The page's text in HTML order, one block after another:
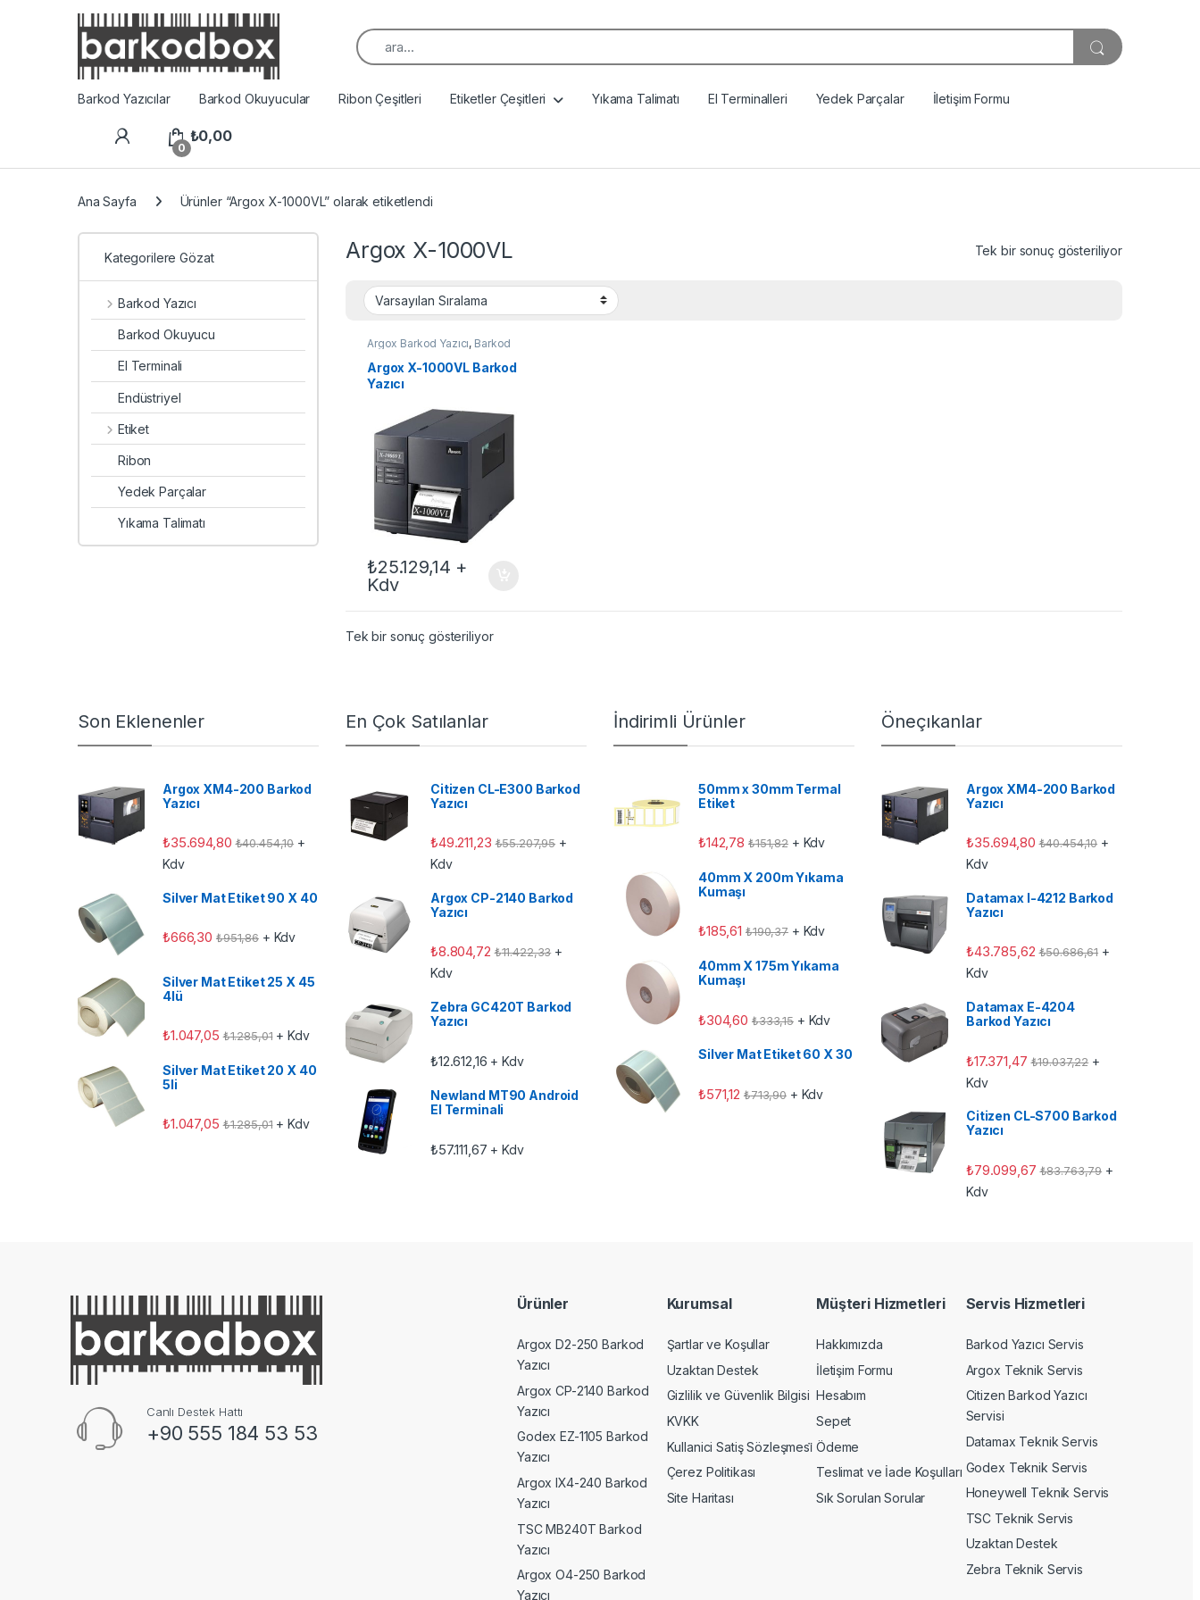
Aramak:
Barkod Yazıcılar Barkod Okuyucular Ribon Çeşitleri Etiketler Çeşitleri Yıkama Talimatı El Terminalleri Yedek Parçalar İletişim Formu
0
₺0,00
Ana Sayfa Ürünler “Argox X-1000VL” olarak etiketlendi
Argox X-1000VL Tek bir sonuç gösteriliyor
Argox Barkod Yazıcı, Barkod
Yazıcı
Argox X-1000VL Barkod
Yazıcı
₺25.129,14 +
Kdv
Tek bir sonuç gösteriliyor
Kategorilere Gözat
Barkod Yazıcı
Barkod Okuyucu
El Terminali
Endüstriyel
Etiket
Ribon
Yedek Parçalar
Yıkama Talimatı
Son Eklenenler
Argox XM4-200 Barkod
Yazıcı
₺35.694,80 ₺40.454,10 +
Kdv
Silver Mat Etiket 90 X 40
₺666,30 ₺951,86+ Kdv
Silver Mat Etiket 25 X 45
4lü
₺1.047,05 ₺1.285,01+ Kdv
Silver Mat Etiket 20 X 40
5li
₺1.047,05 ₺1.285,01+ Kdv
En Çok Satılanlar
Citizen CL-E300 Barkod
Yazıcı
₺49.211,23 ₺55.207,95 +
Kdv
Argox CP-2140 Barkod
Yazıcı
₺8.804,72 ₺11.422,33+
Kdv
Zebra GC420T Barkod
Yazıcı
₺12.612,16 + Kdv
Newland MT90 Android
El Terminali
₺57.111,67 + Kdv
İndirimli Ürünler
50mm x 30mm Termal
Etiket
₺142,78 ₺151,82+ Kdv
40mm X 200m Yıkama
Kumaşı
₺185,61 ₺190,37+ Kdv
40mm X 175m Yıkama
Kumaşı
₺304,60 ₺333,15+ Kdv
Silver Mat Etiket 60 X 30
₺571,12 ₺713,90+ Kdv
Öneçıkanlar
Argox XM4-200 Barkod
Yazıcı
₺35.694,80 ₺40.454,10 +
Kdv
Datamax I-4212 Barkod
Yazıcı
₺43.785,62 ₺50.686,61 +
Kdv
Datamax E-4204
Barkod Yazıcı
₺17.371,47 ₺19.037,22 +
Kdv
Citizen CL-S700 Barkod
Yazıcı
₺79.099,67 ₺83.763,79 +
Kdv
Canlı Destek Hattı
+90 555 184 53 53
Ürünler
Argox D2-250 Barkod
Yazıcı
Argox CP-2140 Barkod
Yazıcı
Godex EZ-1105 Barkod
Yazıcı
Argox IX4-240 Barkod
Yazıcı
TSC MB240T Barkod
Yazıcı
Argox O4-250 Barkod
Yazıcı
Kurumsal
Şartlar ve Koşullar
Uzaktan Destek
Gizlilik ve Güvenlik Bilgisi
KVKK
Kullanici Satiş Sözleşmesi̇
Çerez Politikası
Site Haritası
Müşteri Hizmetleri
Hakkımızda
İletişim Formu
Hesabım
Sepet
Ödeme
Teslimat ve İade Koşulları
Sık Sorulan Sorular
Servis Hizmetleri
Barkod Yazıcı Servis
Argox Teknik Servis
Citizen Barkod Yazıcı
Servisi
Datamax Teknik Servis
Godex Teknik Servis
Honeywell Teknik Servis
TSC Teknik Servis
Uzaktan Destek
Zebra Teknik Servis